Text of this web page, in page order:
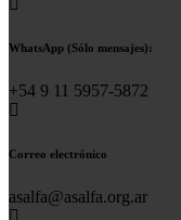
WhatsApp (Sólo mensajes):
+54 9 11 5957-5872
Correo electrónico
asalfa@asalfa.org.ar